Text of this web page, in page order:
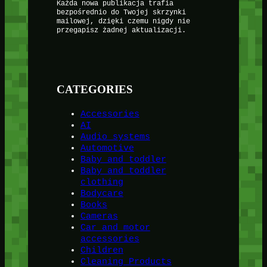
Każda nowa publikacja trafia
bezpośrednio do Twojej skrzynki
mailowej, dzięki czemu nigdy nie
przegapisz żadnej aktualizacji.
CATEGORIES
Accessories
AI
Audio systems
Automotive
Baby and toddler
Baby and toddler
clothing
Bodycare
Books
Cameras
Car and motor
accessories
Children
Cleaning Products